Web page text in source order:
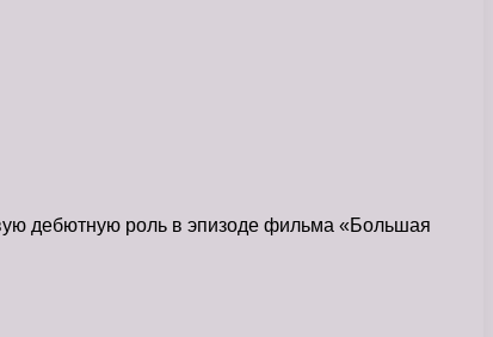
дебютную роль в эпизоде фильма «Большая